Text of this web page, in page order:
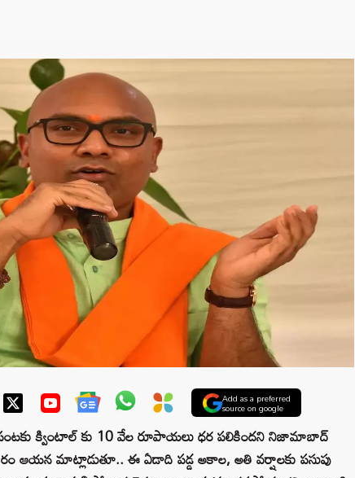
Add as a preferred
source on google
క్వింటాల్ కు 10 వేల రూపాయలు ధర పలికిందని నిజామాబాద్‌
ఆయన మాట్లాడుతూ.. ఈ ఏడాది పడ్డ అకాల, అతి వర్షాలకు పసుపు